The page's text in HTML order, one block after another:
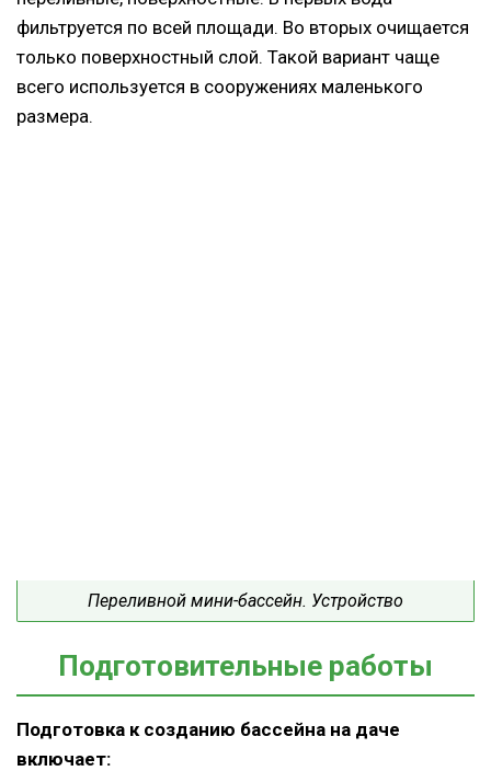
фильтруется по всей площади. Во вторых очищается
только поверхностный слой. Такой вариант чаще
всего используется в сооружениях маленького
размера.
Переливной мини-бассейн. Устройство
Подготовительные работы
Подготовка к созданию бассейна на даче
включает: